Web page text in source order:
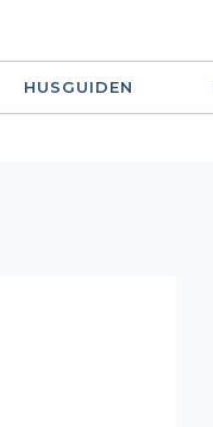
HUSGUIDEN